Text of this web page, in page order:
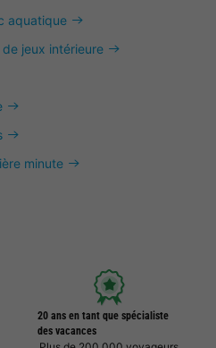
aquatique
jeux intérieure
minute
20 ans en tant que spécialiste
des vacances